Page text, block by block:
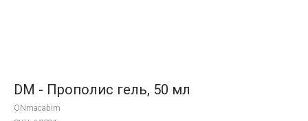
DM - Прополис гель, 50 мл
ONmacabim